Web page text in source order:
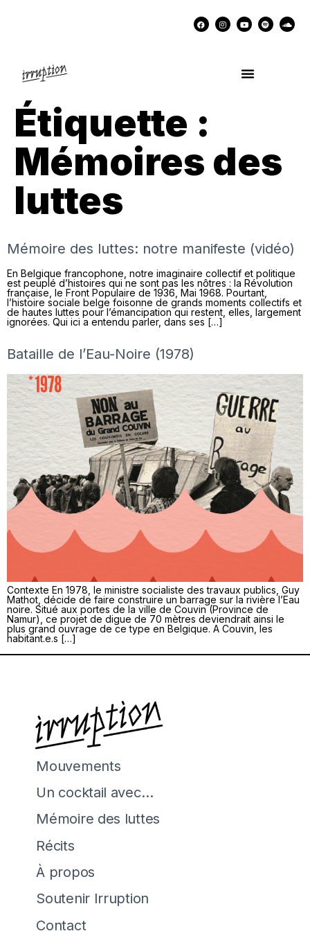
Étiquette :
Mémoires des
luttes
Mémoire des luttes: notre manifeste (vidéo)
En Belgique francophone, notre imaginaire collectif et politique
est peuplé d’histoires qui ne sont pas les nôtres : la Révolution
française, le Front Populaire de 1936, Mai 1968. Pourtant,
l’histoire sociale belge foisonne de grands moments collectifs et
de hautes luttes pour l’émancipation qui restent, elles, largement
ignorées. Qui ici a entendu parler, dans ses […]
Bataille de l’Eau-Noire (1978)
Contexte En 1978, le ministre socialiste des travaux publics, Guy
Mathot, décide de faire construire un barrage sur la rivière l’Eau
noire. Situé aux portes de la ville de Couvin (Province de
Namur), ce projet de digue de 70 mètres deviendrait ainsi le
plus grand ouvrage de ce type en Belgique. A Couvin, les
habitant.e.s […]
Mouvements
Un cocktail avec…
Mémoire des luttes
Récits
À propos
Soutenir Irruption
Contact